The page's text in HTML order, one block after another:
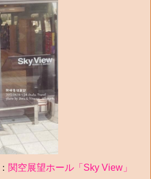
関空展望ホール「Sky View」